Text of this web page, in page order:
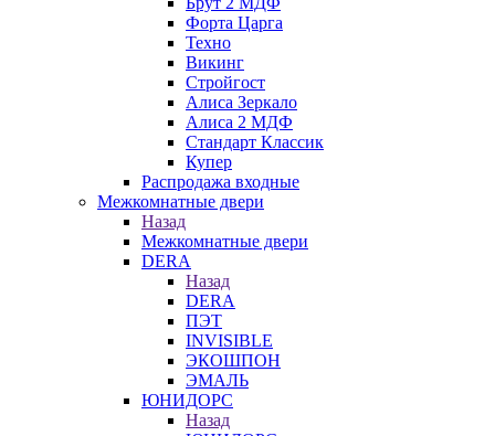
Форта Царга
Техно
Викинг
Стройгост
Алиса Зеркало
Алиса 2 МДФ
Стандарт Классик
Купер
Распродажа входные
Межкомнатные двери
Назад
Межкомнатные двери
DERA
Назад
DERA
ПЭТ
INVISIBLE
ЭКОШПОН
ЭМАЛЬ
ЮНИДОРС
Назад